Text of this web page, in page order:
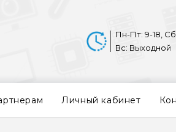
Пн-Пт: 9-18,
Вс: Выходной
Личный кабинет